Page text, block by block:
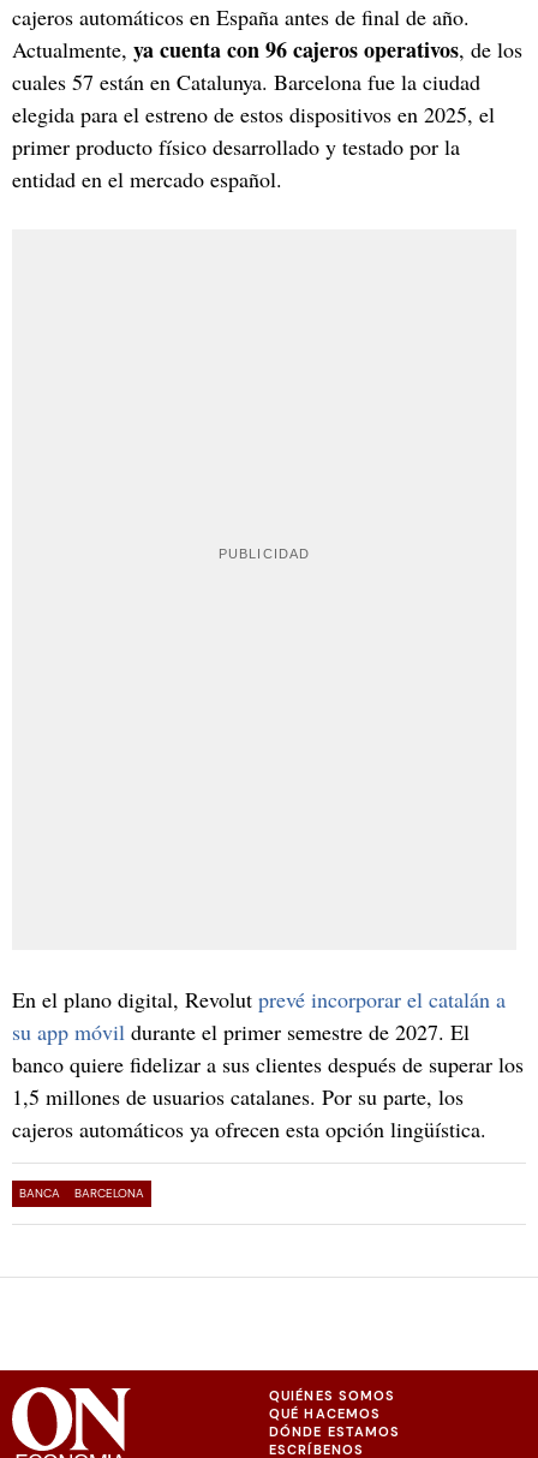
cajeros automáticos en España antes de final de año.
Actualmente, ya cuenta con 96 cajeros operativos, de los
cuales 57 están en Catalunya. Barcelona fue la ciudad
elegida para el estreno de estos dispositivos en 2025, el
primer producto físico desarrollado y testado por la
entidad en el mercado español.
En el plano digital, Revolut prevé incorporar el catalán a
su app móvil durante el primer semestre de 2027. El
banco quiere fidelizar a sus clientes después de superar los
1,5 millones de usuarios catalanes. Por su parte, los
cajeros automáticos ya ofrecen esta opción lingüística.
BANCA BARCELONA
QUIÉNES SOMOS
QUÉ HACEMOS
DÓNDE ESTAMOS
ESCRÍBENOS